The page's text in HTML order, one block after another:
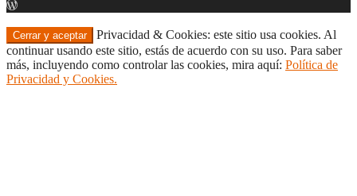
Privacidad & Cookies: este sitio usa cookies. Al
continuar usando este sitio, estás de acuerdo con su uso. Para saber
más, incluyendo como controlar las cookies, mira aquí: Política de
Privacidad y Cookies.